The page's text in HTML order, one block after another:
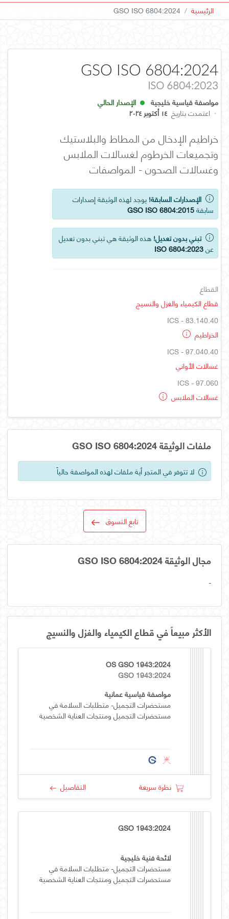
الرئيسية GSO ISO 6804:2024
GSO ISO 6804:2024
ISO 6804:2023
مواصفة قياسية خليجية
الإصدار الحالي
· اعتمدت بتاريخ ١٤ أكتوبر ٢٠٢٤
خراطيم الإدخال من المطاط والبلاستيك
وتجميعات الخرطوم لغسالات الملابس
وغسالات الصحون - المواصفات
الإصدارات السابقة! يوجد لهذه الوثيقة إصدارات
سابقةGSO ISO 6804:2015
تبني بدون تعديل! هذه الوثيقة هي تبني بدون تعديل
عنISO 6804:2023
القطاع
قطاع الكيمياء والغزل والنسيج
ICS - 83.140.40
الخراطيم
ICS - 97.040.40
غسالات الأواني
ICS - 97.060
غسالات الملابس
ملفات الوثيقة GSO ISO 6804:2024
لا تتوفر في المتجر أية ملفات لهذه المواصفة حالياً
تابع التسوق
مجال الوثيقة GSO ISO 6804:2024
-
الأكثر مبيعاً في قطاع الكيمياء والغزل والنسيج
OS GSO 1943:2024
GSO 1943:2024
مواصفة قياسية عمانية
مستحضرات التجميل- متطلبات السلامة في
مستحضرات التجميل ومنتجات العناية الشخصية
نظرة سريعة التفاصيل
GSO 1943:2024
لائحة فنية خليجية
مستحضرات التجميل- متطلبات السلامة في
مستحضرات التجميل ومنتجات العناية الشخصية